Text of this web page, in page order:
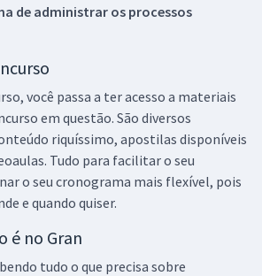
de administrar os processos
você passa a ter acesso a materiais
em questão. São diversos
riquíssimo, apostilas disponíveis
Tudo para facilitar o seu
o seu cronograma mais flexível, pois
e quando quiser.
é no Gran
tudo o que precisa sobre